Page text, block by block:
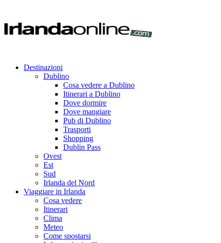
Destinazioni
Dublino
Cosa vedere a Dublino
Itinerari a Dublino
Dove dormire
Dove mangiare
Pub di Dublino
Trasporti
Shopping
Dublin Pass
Ovest
Est
Sud
Irlanda del Nord
Viaggiare in Irlanda
Cosa vedere
Itinerari
Clima
Meteo
Come spostarsi